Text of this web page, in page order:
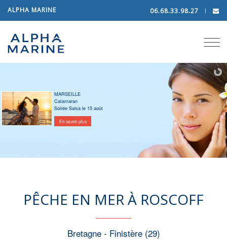
ALPHA MARINE 06.68.33.98.27
MARSEILLE
Catamaran
Soirée Salsa le 15 août
En savoir plus
PÊCHE EN MER À ROSCOFF
Bretagne - Finistère (29)